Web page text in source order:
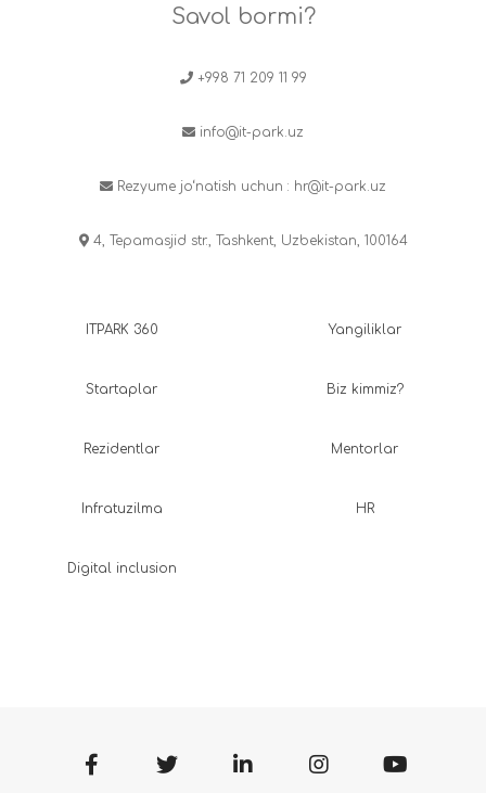
Savol bormi?
+998 71 209 11 99
info@it-park.uz
Rezyume jo‘natish uchun : hr@it-park.uz
4, Tepamasjid str., Tashkent, Uzbekistan, 100164
ITPARK 360
Startaplar
Rezidentlar
Infratuzilma
Digital inclusion
Yangiliklar
Biz kimmiz?
Mentorlar
HR